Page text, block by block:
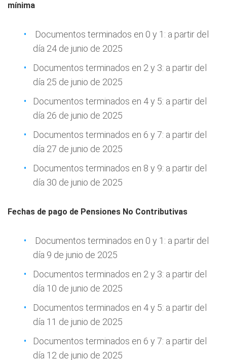
mínima
Documentos terminados en 0 y 1: a partir del
día 24 de junio de 2025
Documentos terminados en 2 y 3: a partir del
día 25 de junio de 2025
Documentos terminados en 4 y 5: a partir del
día 26 de junio de 2025
Documentos terminados en 6 y 7: a partir del
día 27 de junio de 2025
Documentos terminados en 8 y 9: a partir del
día 30 de junio de 2025
Fechas de pago de Pensiones No Contributivas
Documentos terminados en 0 y 1: a partir del
día 9 de junio de 2025
Documentos terminados en 2 y 3: a partir del
día 10 de junio de 2025
Documentos terminados en 4 y 5: a partir del
día 11 de junio de 2025
Documentos terminados en 6 y 7: a partir del
día 12 de junio de 2025